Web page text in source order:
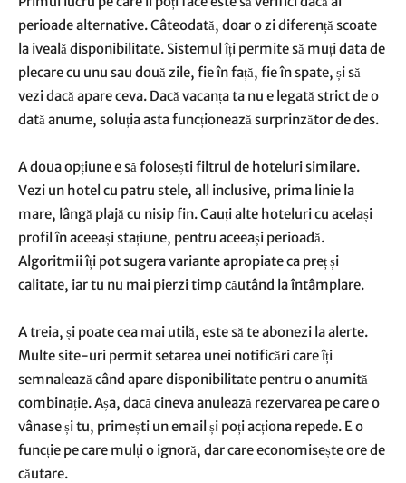
perioade alternative. Câteodată, doar o zi diferență scoate
la iveală disponibilitate. Sistemul îți permite să muți data de
plecare cu unu sau două zile, fie în față, fie în spate, și să
vezi dacă apare ceva. Dacă vacanța ta nu e legată strict de o
dată anume, soluția asta funcționează surprinzător de des.
A doua opțiune e să folosești filtrul de hoteluri similare.
Vezi un hotel cu patru stele, all inclusive, prima linie la
mare, lângă plajă cu nisip fin. Cauți alte hoteluri cu același
profil în aceeași stațiune, pentru aceeași perioadă.
Algoritmii îți pot sugera variante apropiate ca preț și
calitate, iar tu nu mai pierzi timp căutând la întâmplare.
A treia, și poate cea mai utilă, este să te abonezi la alerte.
Multe site-uri permit setarea unei notificări care îți
semnalează când apare disponibilitate pentru o anumită
combinație. Așa, dacă cineva anulează rezervarea pe care o
vânase și tu, primești un email și poți acționa repede. E o
funcție pe care mulți o ignoră, dar care economisește ore de
căutare.